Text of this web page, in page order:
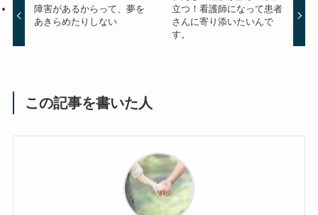
障害があるからって、夢を
あきらめたりしない
立つ！看護師になって患者
さんに寄り添いたいんで
す。
この記事を書いた人